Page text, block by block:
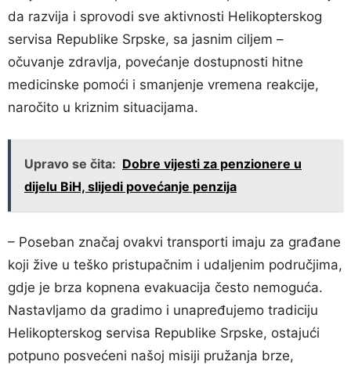
da razvija i sprovodi sve aktivnosti Helikopterskog
servisa Republike Srpske, sa jasnim ciljem –
očuvanje zdravlja, povećanje dostupnosti hitne
medicinske pomoći i smanjenje vremena reakcije,
naročito u kriznim situacijama.
Upravo se čita: Dobre vijesti za penzionere u
dijelu BiH, slijedi povećanje penzija
– Poseban značaj ovakvi transporti imaju za građane
koji žive u teško pristupačnim i udaljenim područjima,
gdje je brza kopnena evakuacija često nemoguća.
Nastavljamo da gradimo i unapređujemo tradiciju
Helikopterskog servisa Republike Srpske, ostajući
potpuno posvećeni našoj misiji pružanja brze,